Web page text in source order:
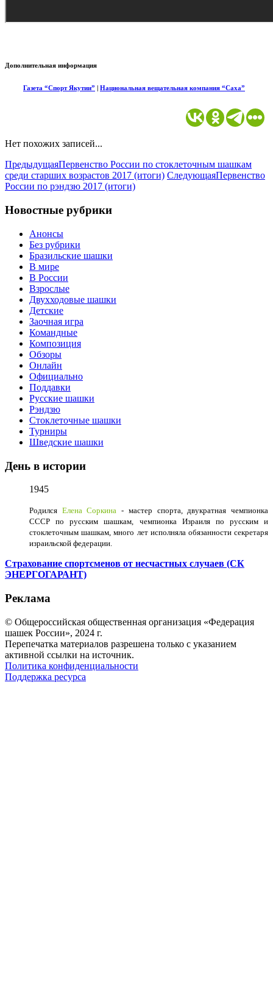
Дополнительная информация
Газета “Спорт Якутии” Национальная вещательная компания “Саха”
Нет похожих записей...
ПредыдущаяПервенство России по стоклеточным шашкам
среди старших возрастов 2017 (итоги) СледующаяПервенство
России по рэндзю 2017 (итоги)
Новостные рубрики
Анонсы
Без рубрики
Бразильские шашки
В мире
В России
Взрослые
Двухходовые шашки
Детские
Заочная игра
Командные
Композиция
Обзоры
Онлайн
Официально
Поддавки
Русские шашки
Рэндзю
Стоклеточные шашки
Турниры
Шведские шашки
День в истории
1945
Родился Елена Соркина - мастер спорта, двукратная чемпионка
СССР по русским шашкам, чемпионка Израиля по русским и
стоклеточным шашкам, много лет исполняла обязанности секретаря
израильской федерации.
Страхование спортсменов от несчастных случаев (СК
ЭНЕРГОГАРАНТ)
Реклама
© Общероссийская общественная организация «Федерация
шашек России», 2024 г.
Перепечатка материалов разрешена только с указанием
активной ссылки на источник.
Политика конфиденциальности
Поддержка ресурса